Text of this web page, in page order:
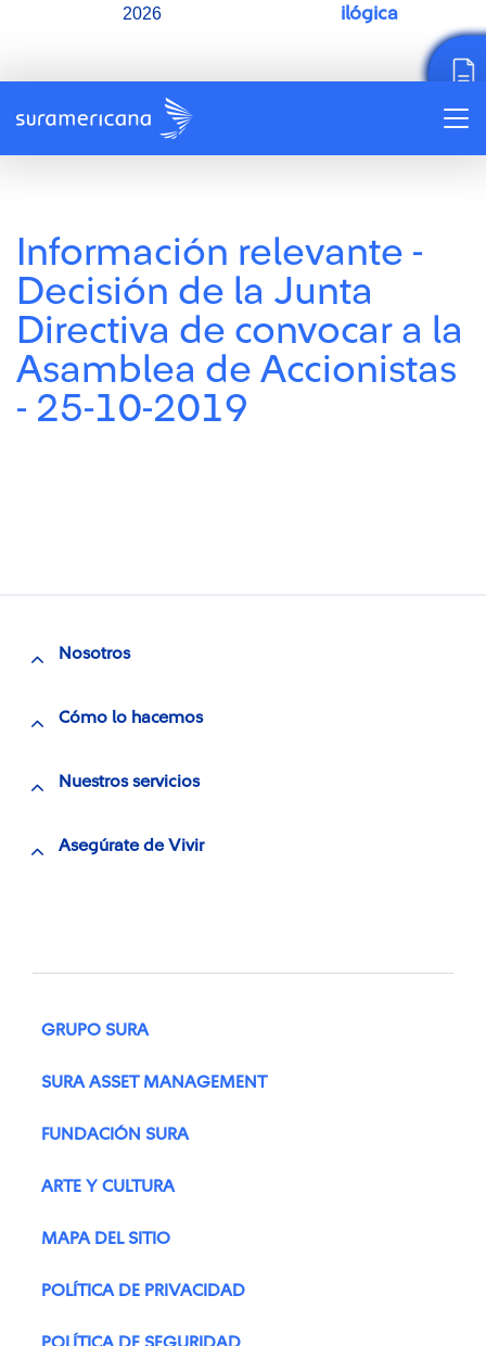
2026
ilógica
Información relevante -
Decisión de la Junta
Directiva de convocar a la
Asamblea de Accionistas
- 25-10-2019
Nosotros
Cómo lo hacemos
Nuestros servicios
Asegúrate de Vivir
GRUPO SURA
SURA ASSET MANAGEMENT
FUNDACIÓN SURA
ARTE Y CULTURA
MAPA DEL SITIO
POLÍTICA DE PRIVACIDAD